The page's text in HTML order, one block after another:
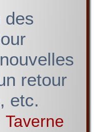
des
retour
etc.
Taverne